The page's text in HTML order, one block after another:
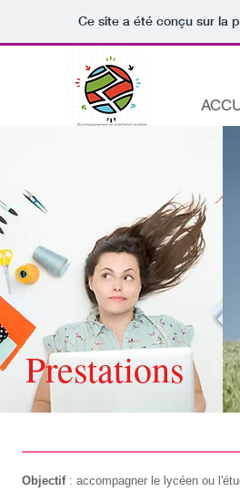
Ce site a été conçu sur la
Prestations
Objectif: accompagner le lycéen ou